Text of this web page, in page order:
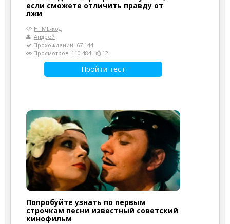
если сможете отличить правду от
лжи
HTML-код
Андрей
Прохождений: 67 144
Просмотров: 110 484
12
Пройти тест
Попробуйте узнать по первым
строчкам песни известный советский
кинофильм